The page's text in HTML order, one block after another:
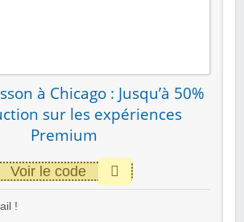
à Chicago : Jusqu’à 50%
sur les expériences
Premium
Voir le code
!